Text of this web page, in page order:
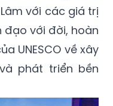
với các giá trị
đạo với đời, hoàn
UNESCO về xây
phát triển bền